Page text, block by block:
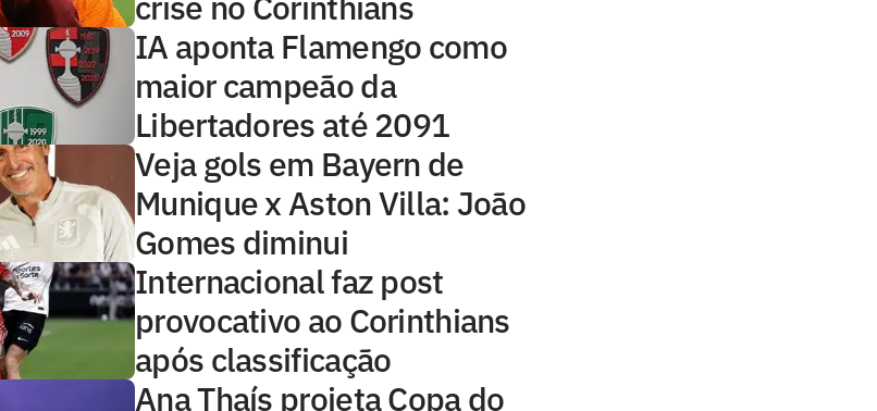
IA aponta Flamengo como
maior campeão da
Libertadores até 2091
Veja gols em Bayern de
Munique x Aston Villa: João
Gomes diminui
Internacional faz post
provocativo ao Corinthians
após classificação
Ana Thaís projeta Copa do